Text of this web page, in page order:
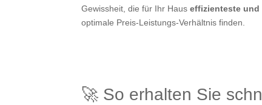
Gewissheit, die für Ihr Hauseffizienteste und
optimale Preis-Leistungs-Verhältnis finden.
🚀 So erhalten Sie